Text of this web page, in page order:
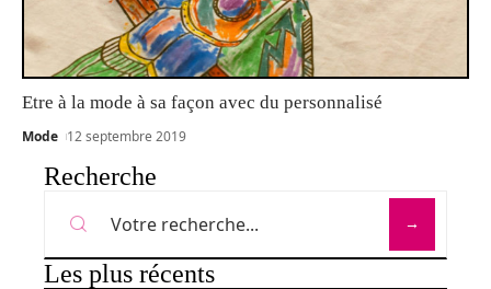
Etre à la mode à sa façon avec du personnalisé
Mode 12 septembre 2019
Recherche
Les plus récents